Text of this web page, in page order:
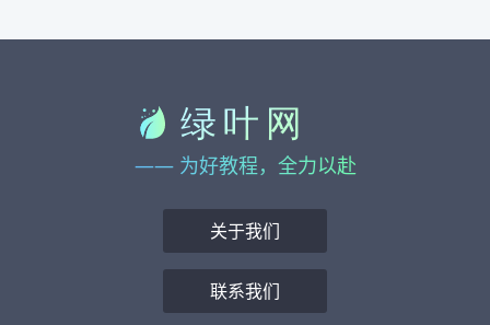
—— 为好教程，全力以赴
关于我们
联系我们